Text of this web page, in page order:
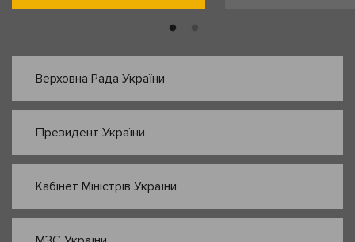
Верховна Рада України
Президент України
Кабінет Міністрів України